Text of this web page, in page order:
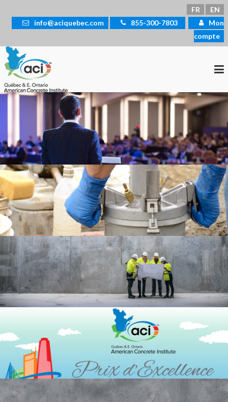
FR
EN
info@aciquebec.com
855-300-7803
Mon
compte